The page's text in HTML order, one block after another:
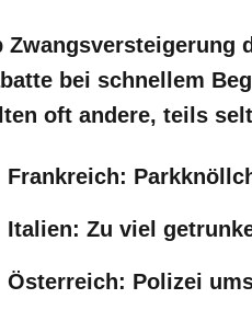
Zwangsversteigerung
bei schnellem
oft andere, teils
Frankreich:
Italien: Zu viel
Österreich: Polizei